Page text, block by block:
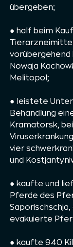
übergeben;
● half beim
Nowaja
Melitopol;
● leistete
Behandlung
Kramatorsk,
vier
und
● kaufte und
Pferde des
evakuierte
● kaufte 940